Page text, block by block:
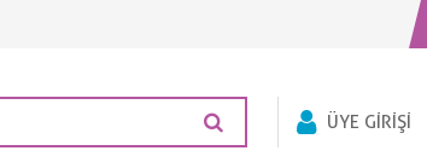
ÜYE GIRIŞI